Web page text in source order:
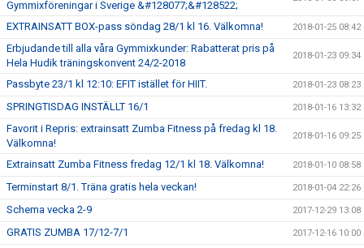
Gymmixföreningar i Sverige &#128077;&#128522;
EXTRAINSATT BOX-pass söndag 28/1 kl 16. Välkomna! 2018-01-25 08:42
Erbjudande till alla våra Gymmixkunder: Rabatterat pris på
Hela Hudik träningskonvent 24/2-2018
2018-01-23 09:34
Passbyte 23/1 kl 12:10: EFIT istället för HIIT. 2018-01-23 08:23
SPRINGTISDAG INSTÄLLT 16/1 2018-01-16 13:32
Favorit i Repris: extrainsatt Zumba Fitness på fredag kl 18.
Välkomna!
2018-01-16 09:25
Extrainsatt Zumba Fitness fredag 12/1 kl 18. Välkomna! 2018-01-10 08:58
Terminstart 8/1. Träna gratis hela veckan! 2018-01-04 22:26
Schema vecka 2-9 2017-12-29 13:08
GRATIS ZUMBA 17/12-7/1 2017-12-16 10:00